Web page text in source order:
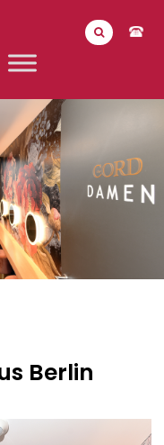
Berlin